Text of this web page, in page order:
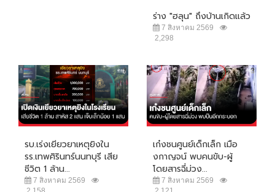
ร่าง "ฮลุน" ถึงบ้านเกิดแล้ว
7 สิงหาคม 2569
2,298
รบ.เร่งเยียวยาเหตุยิงใน
รร.เทพศิรินทร์นนทบุรี เสีย
ชีวิต 1 ล้าน...
7 สิงหาคม 2569
เก๋งชนศูนย์เด็กเล็ก เมือ
งกาญจน์ พบคนขับ-ผู้
โดยสารฉี่ม่วง...
7 สิงหาคม 2569